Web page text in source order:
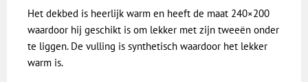
Het dekbed is heerlijk warm en heeft de maat 240×200
waardoor hij geschikt is om lekker met zijn tweeën onder
te liggen. De vulling is synthetisch waardoor het lekker
warm is.